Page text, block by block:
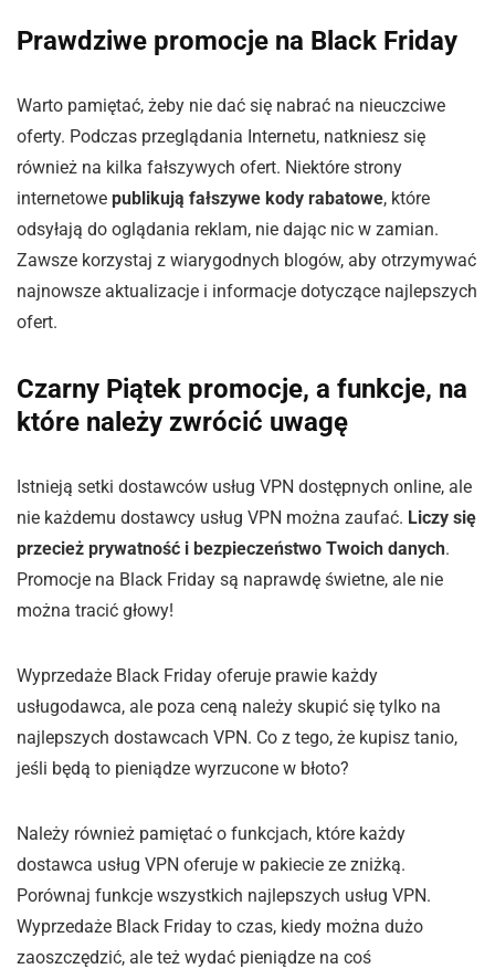
Prawdziwe promocje na Black Friday
Warto pamiętać, żeby nie dać się nabrać na nieuczciwe
oferty. Podczas przeglądania Internetu, natkniesz się
również na kilka fałszywych ofert. Niektóre strony
internetowe publikują fałszywe kody rabatowe, które
odsyłają do oglądania reklam, nie dając nic w zamian.
Zawsze korzystaj z wiarygodnych blogów, aby otrzymywać
najnowsze aktualizacje i informacje dotyczące najlepszych
ofert.
Czarny Piątek promocje, a funkcje, na
które należy zwrócić uwagę
Istnieją setki dostawców usług VPN dostępnych online, ale
nie każdemu dostawcy usług VPN można zaufać. Liczy się
przecież prywatność i bezpieczeństwo Twoich danych.
Promocje na Black Friday są naprawdę świetne, ale nie
można tracić głowy!
Wyprzedaże Black Friday oferuje prawie każdy
usługodawca, ale poza ceną należy skupić się tylko na
najlepszych dostawcach VPN. Co z tego, że kupisz tanio,
jeśli będą to pieniądze wyrzucone w błoto?
Należy również pamiętać o funkcjach, które każdy
dostawca usług VPN oferuje w pakiecie ze zniżką.
Porównaj funkcje wszystkich najlepszych usług VPN.
Wyprzedaże Black Friday to czas, kiedy można dużo
zaoszczędzić, ale też wydać pieniądze na coś